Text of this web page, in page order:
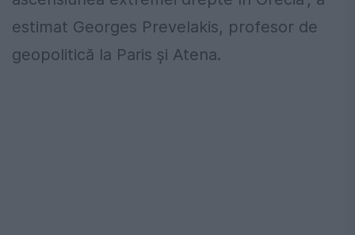
estimat Georges Prevelakis, profesor de
geopolitică la Paris și Atena.